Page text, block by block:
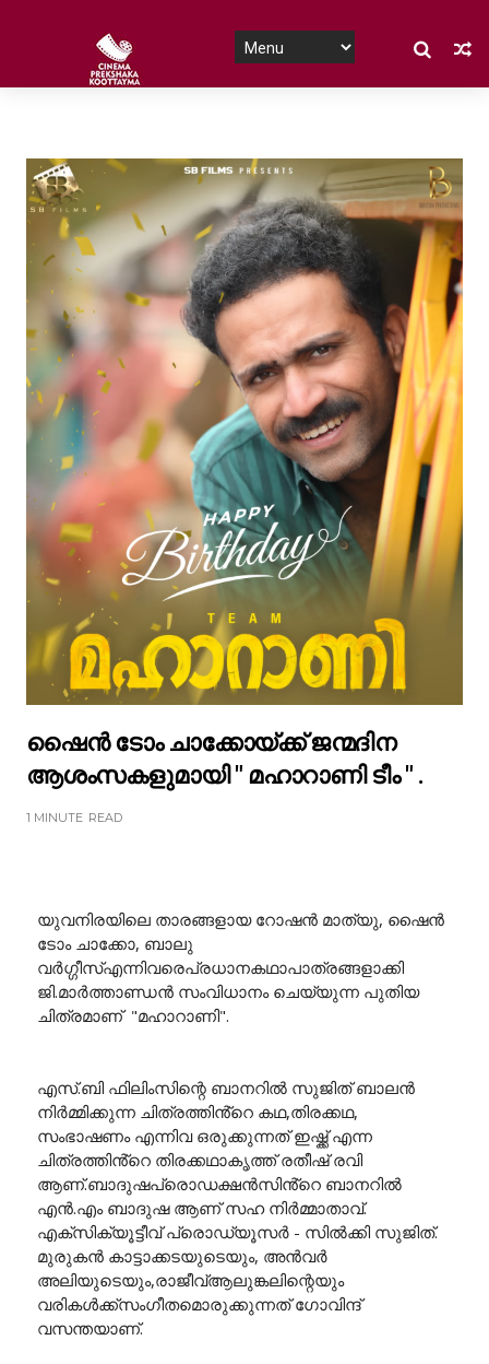
ഷൈൻ ടോം ചാക്കോയ്ക്ക് ജന്മദിന
ആശംസകളുമായി " മഹാറാണി ടീം " .
1 MINUTE READ
യുവനിരയിലെ താരങ്ങളായ റോഷൻ മാത്യു, ഷൈൻ
ടോം ചാക്കോ, ബാലു
വർഗ്ഗീസ്എന്നിവരെപ്രധാനകഥാപാത്രങ്ങളാക്കി
ജി.മാർത്താണ്ഡൻ സംവിധാനം ചെയ്യുന്ന പുതിയ
ചിത്രമാണ് "മഹാറാണി".
എസ്.ബി ഫിലിംസിന്റെ ബാനറിൽ സുജിത് ബാലൻ
നിർമ്മിക്കുന്ന ചിത്രത്തിൻ്റെ കഥ,തിരക്കഥ,
സംഭാഷണം എന്നിവ ഒരുക്കുന്നത് ഇഷ്ക്ക് എന്ന
ചിത്രത്തിൻ്റെ തിരക്കഥാകൃത്ത് രതീഷ് രവി
ആണ്.ബാദുഷപ്രൊഡക്ഷൻസിൻ്റെ ബാനറിൽ
എൻ.എം ബാദുഷ ആണ് സഹ നിർമ്മാതാവ്.
എക്സിക്യൂട്ടീവ് പ്രൊഡ്യൂസർ - സിൽക്കി സുജിത്.
മുരുകൻ കാട്ടാക്കടയുടെയും, അൻവർ
അലിയുടെയും,രാജീവ്‌ആലുങ്കലിന്റെയും
വരികൾക്ക്സംഗീതമൊരുക്കുന്നത് ഗോവിന്ദ്
വസന്തയാണ്.